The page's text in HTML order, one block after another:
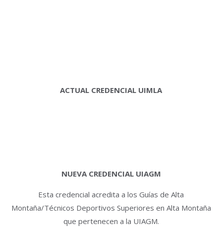
ACTUAL CREDENCIAL UIMLA
NUEVA CREDENCIAL UIAGM
Esta credencial acredita a los Guías de Alta
Montaña/Técnicos Deportivos Superiores en Alta Montaña
que pertenecen a la UIAGM.